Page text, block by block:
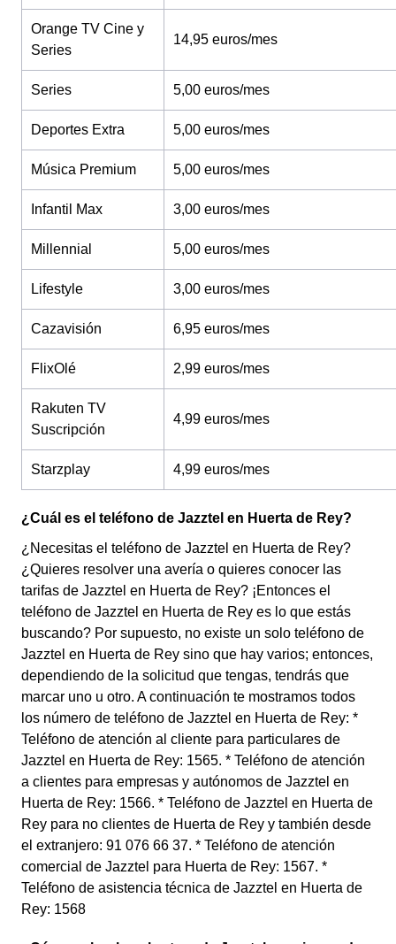
Orange TV Cine y
Series
14,95 euros/mes
Series 5,00 euros/mes
Deportes Extra 5,00 euros/mes
Música Premium 5,00 euros/mes
Infantil Max 3,00 euros/mes
Millennial 5,00 euros/mes
Lifestyle 3,00 euros/mes
Cazavisión 6,95 euros/mes
FlixOlé 2,99 euros/mes
Rakuten TV
Suscripción
4,99 euros/mes
Starzplay 4,99 euros/mes
¿Cuál es el teléfono de Jazztel en Huerta de Rey?
¿Necesitas el teléfono de Jazztel en Huerta de Rey?
¿Quieres resolver una avería o quieres conocer las
tarifas de Jazztel en Huerta de Rey? ¡Entonces el
teléfono de Jazztel en Huerta de Rey es lo que estás
buscando? Por supuesto, no existe un solo teléfono de
Jazztel en Huerta de Rey sino que hay varios; entonces,
dependiendo de la solicitud que tengas, tendrás que
marcar uno u otro. A continuación te mostramos todos
los número de teléfono de Jazztel en Huerta de Rey: *
Teléfono de atención al cliente para particulares de
Jazztel en Huerta de Rey: 1565. * Teléfono de atención
a clientes para empresas y autónomos de Jazztel en
Huerta de Rey: 1566. * Teléfono de Jazztel en Huerta de
Rey para no clientes de Huerta de Rey y también desde
el extranjero: 91 076 66 37. * Teléfono de atención
comercial de Jazztel para Huerta de Rey: 1567. *
Teléfono de asistencia técnica de Jazztel en Huerta de
Rey: 1568